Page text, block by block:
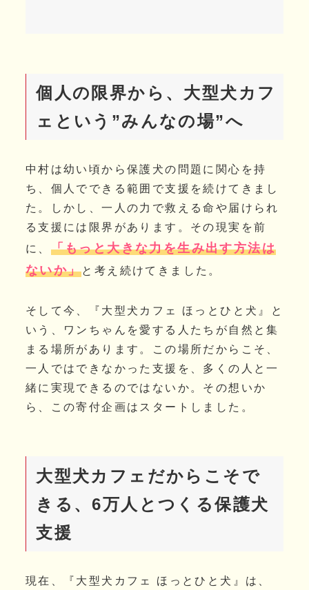
個人の限界から、大型犬カフ
ェという”みんなの場”へ
中村は幼い頃から保護犬の問題に関心を持
ち、個人でできる範囲で支援を続けてきまし
た。しかし、一人の力で救える命や届けられ
る支援には限界があります。その現実を前
に、 「もっと大きな力を生み出す方法は
ないか」と考え続けてきました。
そして今、『大型犬カフェ ほっとひと犬』と
いう、ワンちゃんを愛する人たちが自然と集
まる場所があります。この場所だからこそ、
一人ではできなかった支援を、多くの人と一
緒に実現できるのではないか。その想いか
ら、この寄付企画はスタートしました。
大型犬カフェだからこそで
きる、6万人とつくる保護犬
支援
現在、『大型犬カフェ ほっとひと犬』は、